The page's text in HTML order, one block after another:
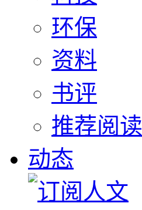
环保
资料
书评
推荐阅读
动态